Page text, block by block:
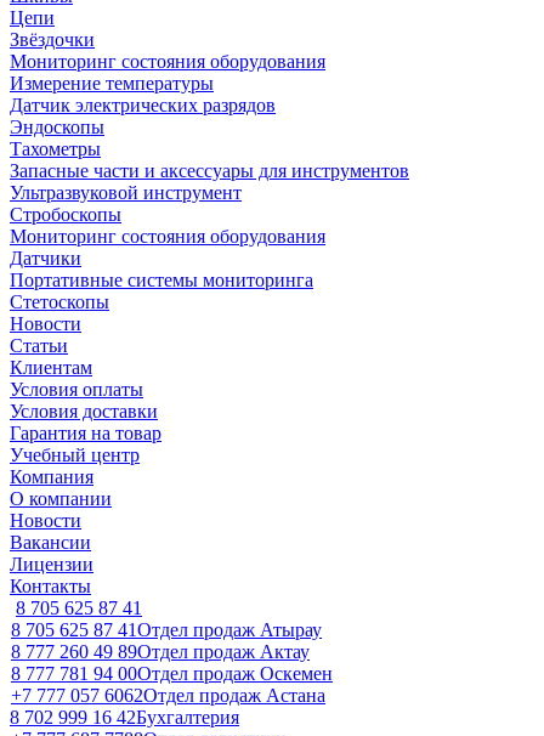
Цепи
Звёздочки
Мониторинг состояния оборудования
Измерение температуры
Датчик электрических разрядов
Эндоскопы
Тахометры
Запасные части и аксессуары для инструментов
Ультразвуковой инструмент
Стробоскопы
Мониторинг состояния оборудования
Датчики
Портативные системы мониторинга
Стетоскопы
Новости
Статьи
Клиентам
Условия оплаты
Условия доставки
Гарантия на товар
Учебный центр
Компания
О компании
Новости
Вакансии
Лицензии
Контакты
8 705 625 87 41
8 705 625 87 41Отдел продаж Атырау
8 777 260 49 89Отдел продаж Актау
8 777 781 94 00Отдел продаж Оскемен
+7 777 057 6062Отдел продаж Астана
8 702 999 16 42Бухгалтерия